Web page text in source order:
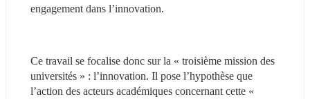
engagement dans l’innovation.
Ce travail se focalise donc sur la « troisième mission des
universités » : l’innovation. Il pose l’hypothèse que
l’action des acteurs académiques concernant cette «